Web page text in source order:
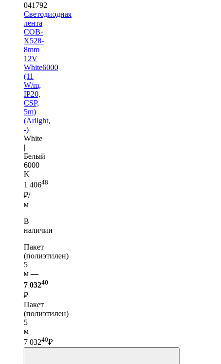
041792
Светодиодная
лента
COB-
X528-
8mm
12V
White6000
(11
W/m,
IP20,
CSP,
5m)
(Arlight,
-)
White
|
Белый
6000
K
1 40648
₽/
м
В
наличии
Пакет
(полиэтилен)
5
м —
7 03240
₽
Пакет
(полиэтилен)
5
м
7 03240₽